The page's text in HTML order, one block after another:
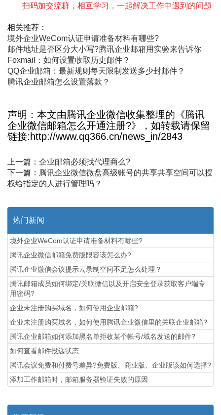
扫码加交流群，相互学习，一起解决工作中遇到的问题
相关推荐：
境外企业WeCom认证申请准备材料有哪些?
邮件地址是否区分大小写?腾讯企业邮箱用实验来告诉你
Foxmail：如何设置收取历史邮件？
QQ企业邮箱：最新规则每天限制发送多少封邮件？
腾讯企业邮箱怎么设置落款？
声明：本文由腾讯企业微信收集整理的《腾讯
企业微信邮箱怎么开通注册?》，如转载请保留
链接:http://www.qq366.cn/news_in/2843
上一篇： 企业邮箱必须找代理商么?
下一篇： 腾讯企业微信微盘高级账号的共享共享空间可以授
权给指定的人进行管理吗？
热门新闻
境外企业WeCom认证申请准备材料有哪些?
腾讯企业微信邮箱免费版限容该怎么办?
腾讯企业微信会议提示云录制空间不足怎么处理？
腾讯邮箱成员如何绑定/关联微信以及开启安全登录获取客户端专
用密码?
企业未注册购买域名，如何使用企业邮箱?
企业未注册购买域名，如何使用腾讯企业微信里的关联企业邮箱?
腾讯企业邮箱如何添加黑名单拒收某个帐号/域名发送的邮件?
如何查看邮件投递状态
腾讯会议免费和付费号差异?免费版、商业版、企业版该如何选择?
添加工作邮箱时，邮箱服务器验证失败的原因